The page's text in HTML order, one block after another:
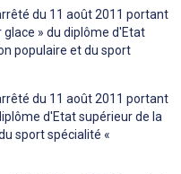
du 11 août 2011 portant
» du diplôme d'Etat
populaire et du sport
du 11 août 2011 portant
d'Etat supérieur de la
sport spécialité «